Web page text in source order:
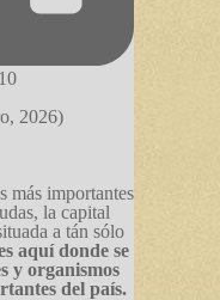
2026)
más importantes
la capital
a tán sólo
aquí donde se
y organismos
del país.